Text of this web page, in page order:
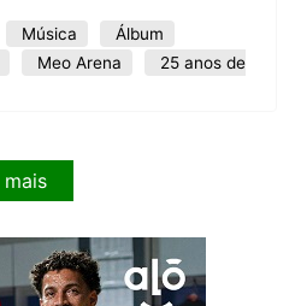
Música
Álbum
Meo Arena
25 anos de
mais